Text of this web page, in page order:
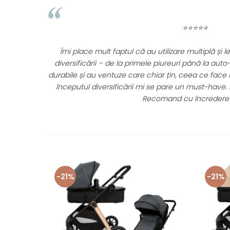
⭐⭐⭐⭐⭐
Îmi place mult faptul că au utilizare multiplă și le
diversificării – de la primele piureuri până la auto-
durabile și au ventuze care chiar țin, ceea ce face
începutul diversificării mi se pare un must-have.
Recomand cu încredere!
-21% -21%